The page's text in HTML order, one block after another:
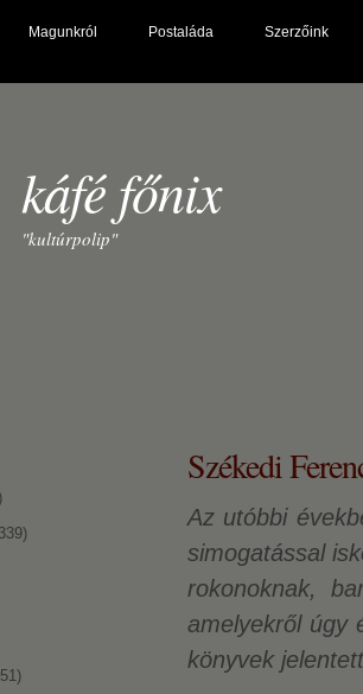
Magunkról Postaláda Szerzőink
káfé főnix
"kultúrpolip"
Székedi
Az utóbbi
simogatással
rokonoknak,
amelyekről úgy
könyvek